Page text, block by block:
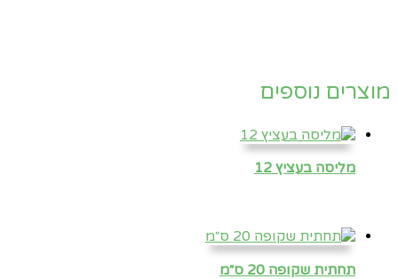
מוצרים נוספים
מליסה בעציץ 12
תחתית שקופה 20 ס״מ